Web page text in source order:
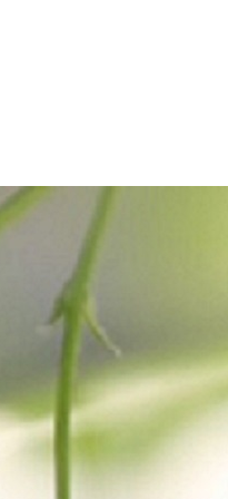
클라우드베
예약하기